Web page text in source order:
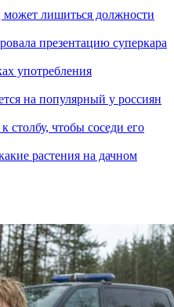
лишиться должности
презентацию суперкара
употребления
на популярный у россиян
столбу, чтобы соседи его
растения на дачном